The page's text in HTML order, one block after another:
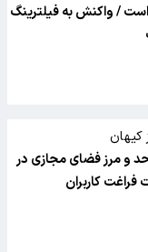
/ واکنش به فیلترینگ
کیهان
و مرز فضای مجازی در
فراغت کاربران